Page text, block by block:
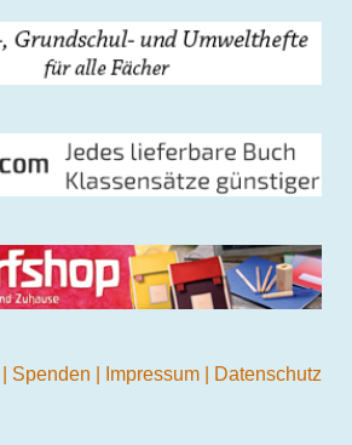
Spenden Impressum Datenschutz